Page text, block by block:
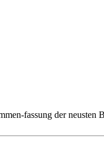
fassung der